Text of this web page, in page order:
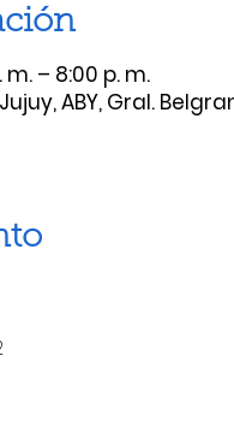
m. – 8:00 p. m.
ABY, Gral.